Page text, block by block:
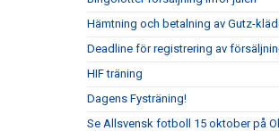
Hämtning och betalning av Gutz-
Deadline för registrering av
HIF träning
Dagens Fysträning!
Se Allsvensk fotboll 15 oktober på